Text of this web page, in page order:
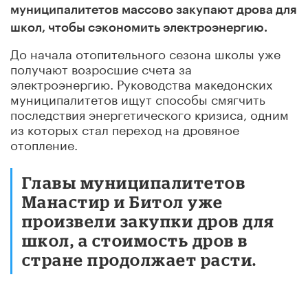
муниципалитетов массово закупают дрова для
школ, чтобы сэкономить электроэнергию.
До начала отопительного сезона школы уже
получают возросшие счета за
электроэнергию. Руководства македонских
муниципалитетов ищут способы смягчить
последствия энергетического кризиса, одним
из которых стал переход на дровяное
отопление.
Главы муниципалитетов
Манастир и Битол уже
произвели закупки дров для
школ, а стоимость дров в
стране продолжает расти.